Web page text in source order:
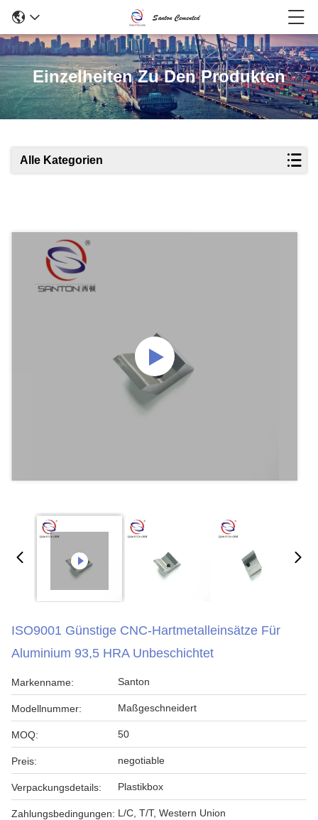
Einzelheiten Zu Den Produkten
Alle Kategorien
ISO9001 Günstige CNC-Hartmetalleinsätze Für
Aluminium 93,5 HRA Unbeschichtet
Markenname: Santon
Modellnummer: Maßgeschneidert
MOQ: 50
Preis: negotiable
Verpackungsdetails: Plastikbox
Zahlungsbedingungen: L/C, T/T, Western Union